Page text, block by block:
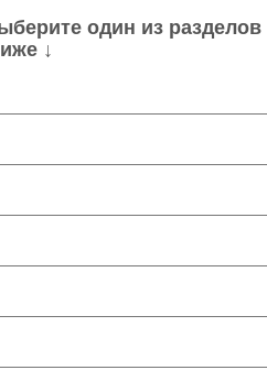
один из разделов
↓